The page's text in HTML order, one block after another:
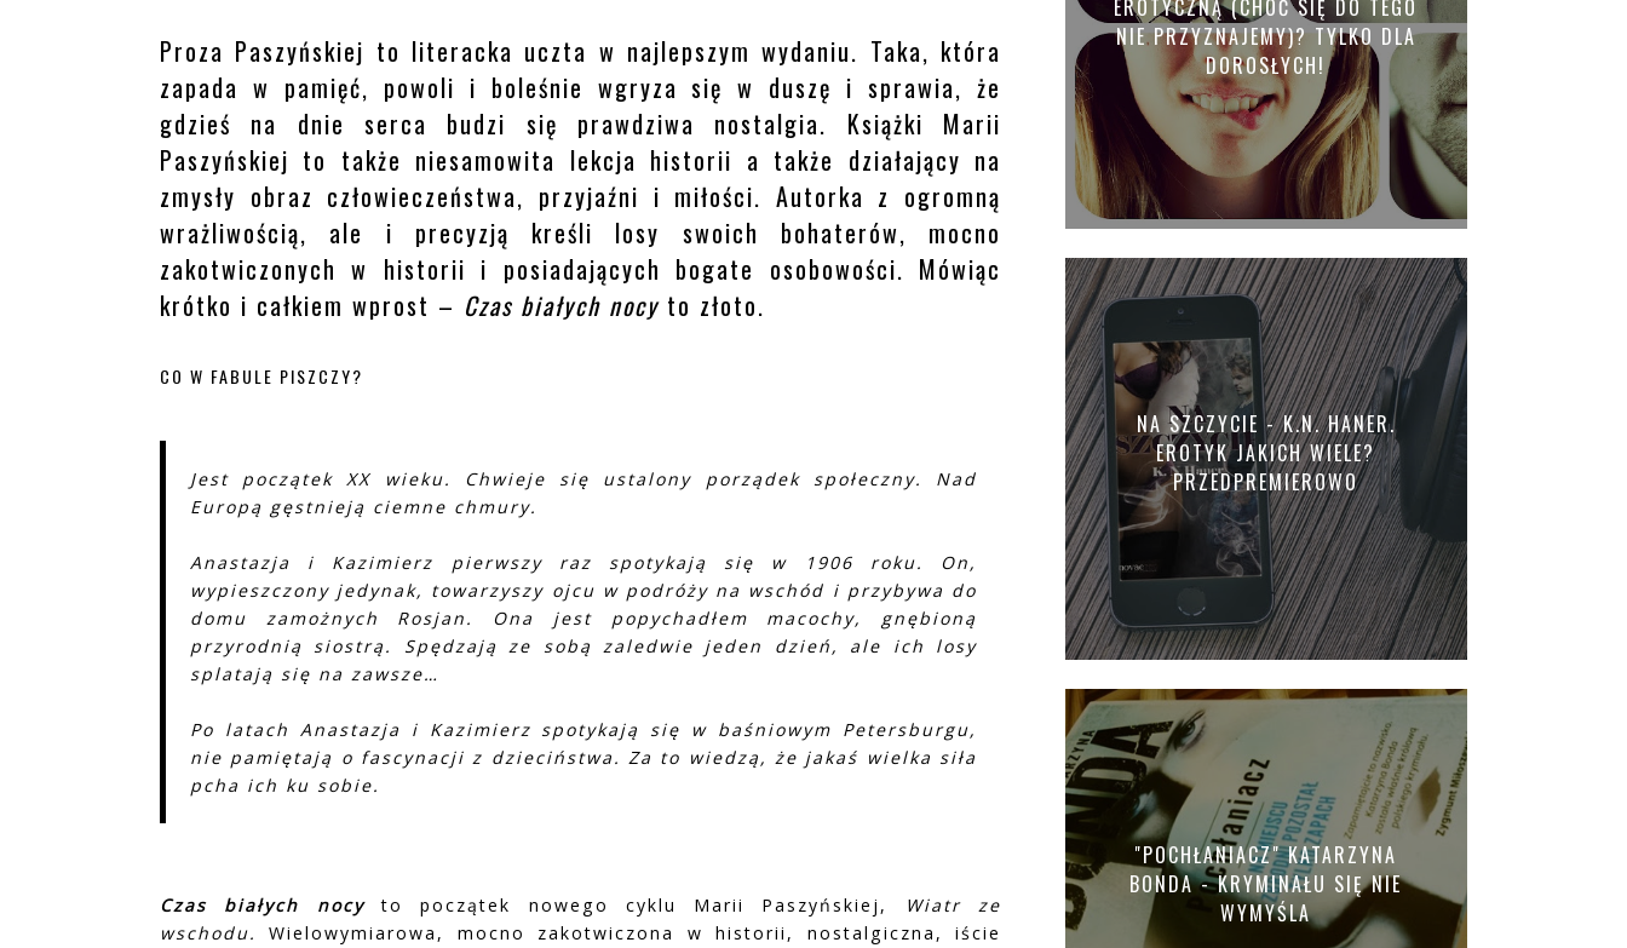
Proza Paszyńskiej to literacka uczta w najlepszym wydaniu. Taka, która
zapada w pamięć, powoli i boleśnie wgryza się w duszę i sprawia, że
gdzieś na dnie serca budzi się prawdziwa nostalgia. Książki Marii
Paszyńskiej to także niesamowita lekcja historii a także działający na
zmysły obraz człowieczeństwa, przyjaźni i miłości. Autorka z ogromną
wrażliwością, ale i precyzją kreśli losy swoich bohaterów, mocno
zakotwiczonych w historii i posiadających bogate osobowości. Mówiąc
krótko i całkiem wprost – Czas białych nocy to złoto.
CO W FABULE PISZCZY?
Jest początek XX wieku. Chwieje się ustalony porządek społeczny. Nad
Europą gęstnieją ciemne chmury.
Anastazja i Kazimierz pierwszy raz spotykają się w 1906 roku. On,
wypieszczony jedynak, towarzyszy ojcu w podróży na wschód i przybywa do
domu zamożnych Rosjan. Ona jest popychadłem macochy, gnębioną
przyrodnią siostrą. Spędzają ze sobą zaledwie jeden dzień, ale ich losy
splatają się na zawsze…
Po latach Anastazja i Kazimierz spotykają się w baśniowym Petersburgu,
nie pamiętają o fascynacji z dzieciństwa. Za to wiedzą, że jakaś wielka siła
pcha ich ku sobie.
Czas białych nocyto początek nowego cyklu Marii Paszyńskiej,
Wiatr ze
wschodu.
Wielowymiarowa, mocno zakotwiczona w historii, nostalgiczna, iście
EROTYCZNĄ (CHOĆ SIĘ DO TEGO
NIE PRZYZNAJEMY)? TYLKO DLA
DOROSŁYCH!
NA SZCZYCIE - K.N. HANER.
EROTYK JAKICH WIELE?
PRZEDPREMIEROWO
"POCHŁANIACZ" KATARZYNA
BONDA - KRYMINAŁU SIĘ NIE
WYMYŚLA